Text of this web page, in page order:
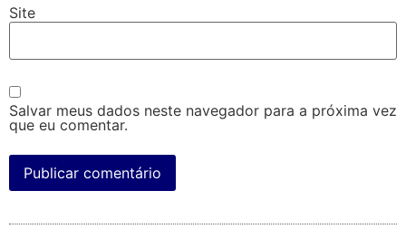
Site
Salvar meus dados neste navegador para a próxima vez
que eu comentar.